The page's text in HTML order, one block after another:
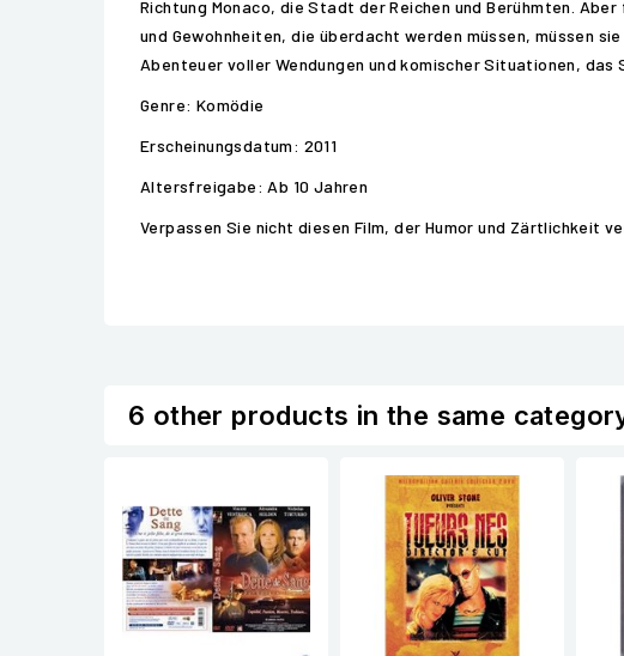
Richtung Monaco, die Stadt der Reichen und Berühmten.
und Gewohnheiten, die überdacht werden müssen, müssen
Abenteuer voller Wendungen und komischer Situationen, das
Genre: Komödie
Erscheinungsdatum: 2011
Altersfreigabe: Ab 10 Jahren
Verpassen Sie nicht diesen Film, der Humor und Zärtlichkeit
6 other products in the same